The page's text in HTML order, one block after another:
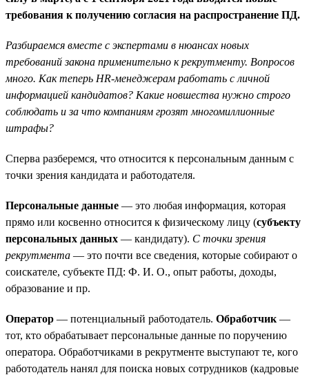
требования к получению согласия на распространение ПД.
Разбираемся вместе с экспертами в нюансах новых
требований закона применительно к рекрутменту. Вопросов
много. Как теперь HR-менеджерам работать с личной
информацией кандидатов? Какие новшества нужно строго
соблюдать и за что компаниям грозят многомиллионные
штрафы?
Сперва разберемся, что относится к персональным данным с
точки зрения кандидата и работодателя.
Персональные данные — это любая информация, которая
прямо или косвенно относится к физическому лицу (субъекту
персональных данных — кандидату). С точки зрения
рекрутмента — это почти все сведения, которые собирают о
соискателе, субъекте ПД: Ф. И. О., опыт работы, доходы,
образование и пр.
Оператор — потенциальный работодатель. Обработчик —
тот, кто обрабатывает персональные данные по поручению
оператора. Обработчиками в рекрутменте выступают те, кого
работодатель нанял для поиска новых сотрудников (кадровые